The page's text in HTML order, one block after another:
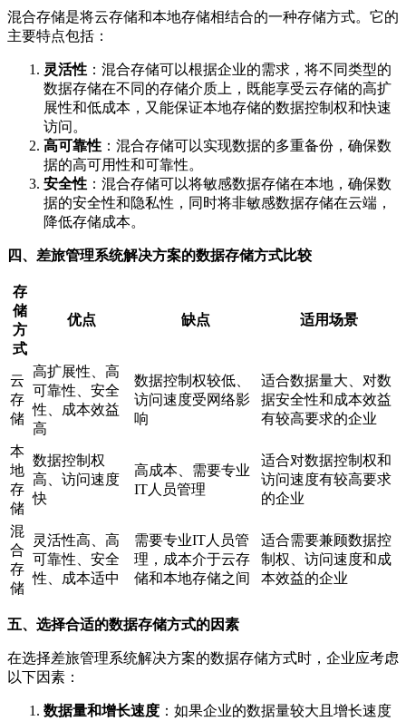
混合存储是将云存储和本地存储相结合的一种存储方式。它的
主要特点包括：
灵活性 ：混合存储可以根据企业的需求，将不同类型的
数据存储在不同的存储介质上，既能享受云存储的高扩
展性和低成本，又能保证本地存储的数据控制权和快速
访问。
高可靠性 ：混合存储可以实现数据的多重备份，确保数
据的高可用性和可靠性。
安全性 ：混合存储可以将敏感数据存储在本地，确保数
据的安全性和隐私性，同时将非敏感数据存储在云端，
降低存储成本。
四、差旅管理系统解决方案的数据存储方式比较
存
储
方
式
优点 缺点 适用场景
云
存
储
高扩展性、高
可靠性、安全
性、成本效益
高
数据控制权较低、
访问速度受网络影
响
适合数据量大、对数
据安全性和成本效益
有较高要求的企业
本
地
存
储
数据控制权
高、访问速度
快
高成本、需要专业
IT人员管理
适合对数据控制权和
访问速度有较高要求
的企业
混
合
存
储
灵活性高、高
可靠性、安全
性、成本适中
需要专业IT人员管
理，成本介于云存
储和本地存储之间
适合需要兼顾数据控
制权、访问速度和成
本效益的企业
五、选择合适的数据存储方式的因素
在选择差旅管理系统解决方案的数据存储方式时，企业应考虑
以下因素：
数据量和增长速度 ：如果企业的数据量较大且增长速度